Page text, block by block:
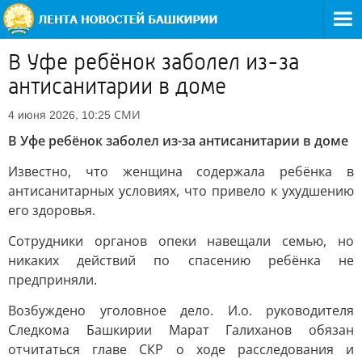
В Уфе ребёнок заболел из-за
антисанитарии в доме
4 июня 2026, 10:25 СМИ
В Уфе ребёнок заболел из-за антисанитарии в доме
Известно, что женщина содержала ребёнка в
антисанитарных условиях, что привело к ухудшению
его здоровья.
Сотрудники органов опеки навещали семью, но
никаких действий по спасению ребёнка не
предприняли.
Возбуждено уголовное дело. И.о. руководителя
Следкома Башкирии Марат Галиханов обязан
отчитаться главе СКР о ходе расследования и